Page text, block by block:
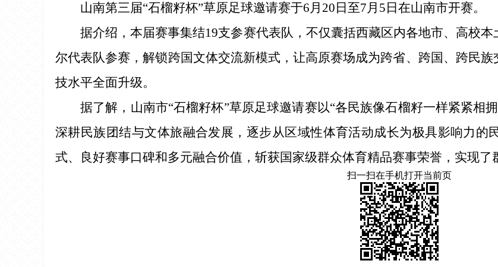
山南第三届“石榴籽杯”草原足球邀请赛于6月20日至7月5日在山南市开赛。
据介绍，本届赛事集结19支参赛代表队，不仅囊括西藏区内各地市、高校
尔代表队参赛，解锁跨国文体交流新模式，让高原赛场成为跨省、跨国、跨民
技水平全面升级。
据了解，山南市“石榴籽杯”草原足球邀请赛以“各民族像石榴籽一样紧紧相
深耕民族团结与文体旅融合发展，逐步从区域性体育活动成长为极具影响力的
式、良好赛事口碑和多元融合价值，斩获国家级群众体育精品赛事荣誉，实现了
扫一扫在手机打开当前页